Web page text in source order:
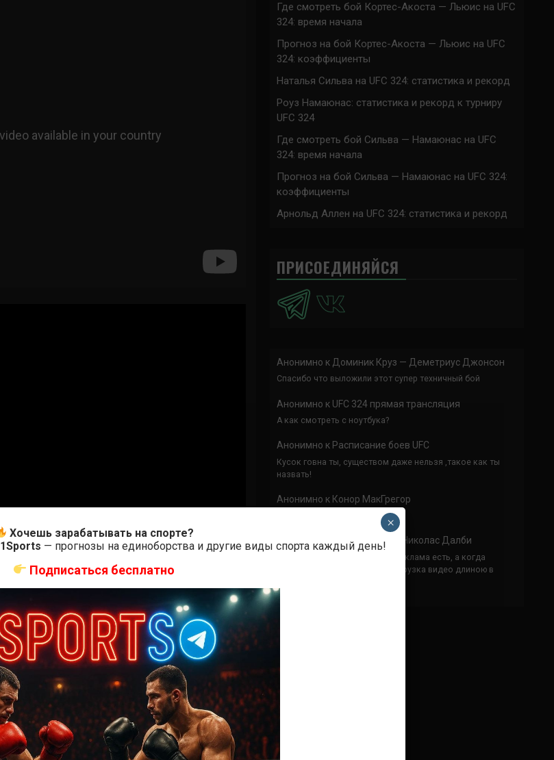
Где смотреть бой Кортес-Акоста — Льюис на UFC
324: время начала
Прогноз на бой Кортес-Акоста — Льюис на UFC
324: коэффициенты
Наталья Сильва на UFC 324: статистика и рекорд
Роуз Намаюнас: статистика и рекорд к турниру
UFC 324
Где смотреть бой Сильва — Намаюнас на UFC
324: время начала
Прогноз на бой Сильва — Намаюнас на UFC 324:
коэффициенты
Арнольд Аллен на UFC 324: статистика и рекорд
ПРИСОЕДИНЯЙСЯ
Анонимно к Доминик Круз — Деметриус Джонсон
Спасибо что выложили этот супер техничный бой
Анонимно к UFC 324 прямая трансляция
А как смотреть с ноутбука?
Анонимно к Расписание боев UFC
Кусок говна ты, существом даже нельзя ,такое как ты
назвать!
Анонимно к Конор МакГрегор
Рэнди Браун — Николас Далби
не запускается ни один бой, реклама есть, а когда
заканчивается начинается загрузка видео длиною в
Хочешь зарабатывать на спорте?
1Sports — прогнозы на единоборства и другие виды спорта каждый день!
Подписаться бесплатно
×